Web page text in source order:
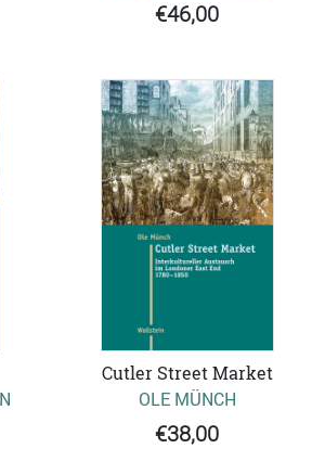
€46,00
Cutler Street Market
OLE MÜNCH
€38,00